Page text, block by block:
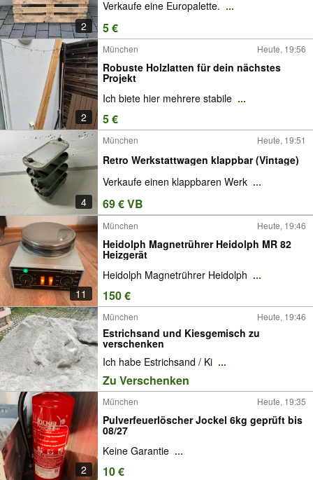
2
Verkaufe eine Europalette. ...
5 €
2
München Heute, 19:56
Robuste Holzlatten für dein nächstes
Projekt
Ich biete hier mehrere stabile ...
5 €
4
München Heute, 19:51
Retro Werkstattwagen klappbar (Vintage)
Verkaufe einen klappbaren Werk ...
69 € VB
11
München Heute, 19:46
Heidolph Magnetrührer Heidolph MR 82
Heizgerät
Heidolph Magnetrührer Heidolph ...
150 €
München Heute, 19:46
Estrichsand und Kiesgemisch zu
verschenken
Ich habe Estrichsand / Ki ...
Zu Verschenken
2
München Heute, 19:35
Pulverfeuerlöscher Jockel 6kg geprüft bis
08/27
Keine Garantie ...
10 €